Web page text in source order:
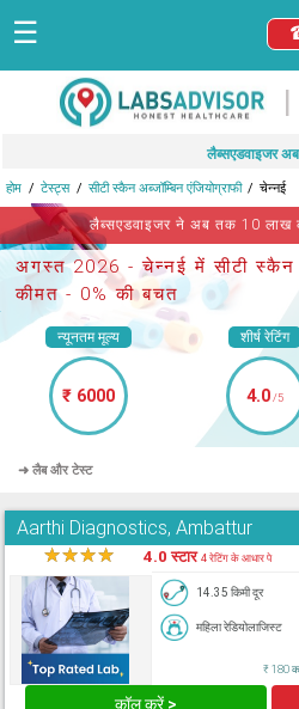
☰
|
लैब्सएडवाइजर
होम टेस्ट्स सीटी स्कैन अब्जॉम्बिन एंजियोग्राफी चेन्नई
लैब्सएडवाइजर ने अब तक 10 लाख
अगस्त 2026 -चेन्नई में सीटी स्कैन
कीमत - 0% की बचत
न्यूनतम मूल्य
₹ 6000
शीर्ष रेटिंग
4.0/5
➜ लैब और टेस्ट
Aarthi Diagnostics, Ambattur
★★★★ 4.0 स्टार4 रेटिंग के आधार पे
14.35 किमी दूर
महिला रेडियोलाजिस्ट
₹ 180
कॉल करें >